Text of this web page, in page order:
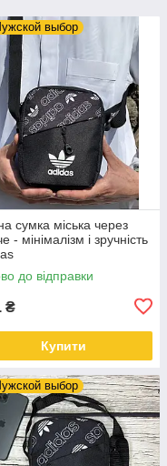
выбор
сумка міська через
- мінімалізм і зручність
до відправки
₴
Купити
выбор